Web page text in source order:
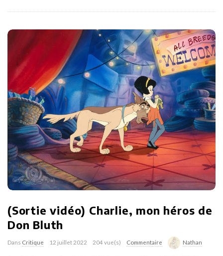
(Sortie vidéo) Charlie, mon héros de
Don Bluth
Dans Critique 12 juillet 2022 204 vue(s) Commentaire Nathan